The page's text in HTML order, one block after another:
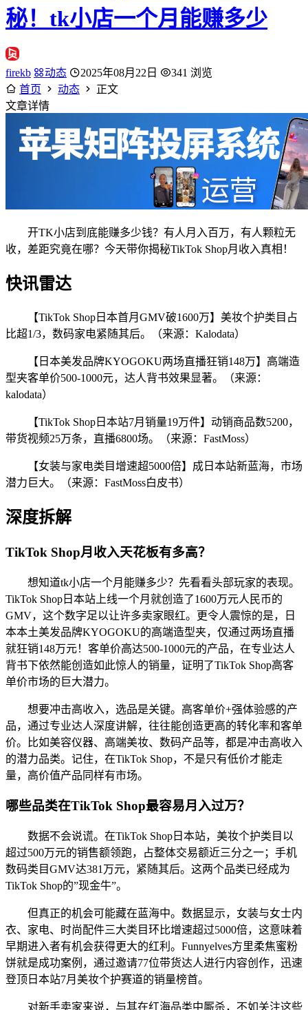
秘！tk小店一个月能赚多少
firekb 动态 2025年08月22日
341 浏览
首页
动态
正文
文章详情
开TK小店到底能赚多少钱？有人月入百万，有人颗粒无
收，差距究竟在哪？今天带你揭秘TikTok Shop月收入真相！
快讯雷达
【TikTok Shop日本首月GMV破1600万】美妆个护类目占
比超1/3，数码家电紧随其后。（来源：Kalodata）
【日本美发品牌KYOGOKU两场直播狂销148万】高端造
型夹客单价500-1000元，达人背书效果显著。（来源：
kalodata）
【TikTok Shop日本站7月销量19万件】动销商品数5200，
带货视频25万条，直播6800场。（来源：FastMoss）
【女装与家电类目增速超5000倍】成日本站新蓝海，市场
潜力巨大。（来源：FastMoss白皮书）
深度拆解
TikTok Shop月收入天花板有多高？
想知道tk小店一个月能赚多少？先看看头部玩家的表现。
TikTok Shop日本站上线一个月就创造了1600万元人民币的
GMV，这个数字足以让许多卖家眼红。更令人震惊的是，日
本本土美发品牌KYOGOKU的高端造型夹，仅通过两场直播
就狂销148万元！客单价高达500-1000元的产品，在专业达人
背书下依然能创造如此惊人的销量，证明了TikTok Shop高客
单价市场的巨大潜力。
想要冲击高收入，选品是关键。高客单价+强体验感的产
品，通过专业达人深度讲解，往往能创造更高的转化率和客单
价。比如美容仪器、高端美妆、数码产品等，都是冲击高收入
的潜力品类。记住，在TikTok Shop，不是只有低价才能走
量，高价值产品同样有市场。
哪些品类在TikTok Shop最容易月入过万？
数据不会说谎。在TikTok Shop日本站，美妆个护类目以
超过500万元的销售额领跑，占整体交易额近三分之一；手机
数码类目GMV达381万元，紧随其后。这两个品类已经成为
TikTok Shop的”现金牛”。
但真正的机会可能藏在蓝海中。数据显示，女装与女士内
衣、家电、时尚配件三大类目环比增速超过5000倍，这意味着
早期进入者有机会获得更大的红利。Funnyelves方里柔焦蜜粉
饼就是成功案例，通过邀请77位带货达人进行内容创作，迅速
登顶日本站7月美妆个护赛道的销量榜首。
对新手卖家来说，与其在红海品类中厮杀，不如关注这些